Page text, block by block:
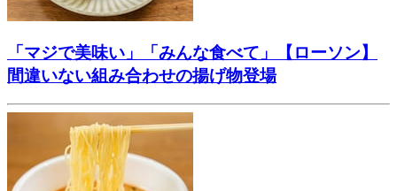
「マジで美味い」「みんな食べて」【ローソン】
間違いない組み合わせの揚げ物登場